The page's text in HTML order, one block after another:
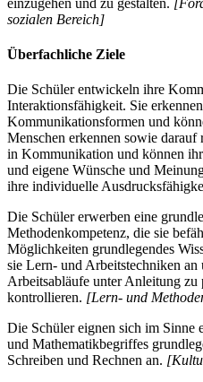
sozialen Bereich]
Überfachliche Ziele
Die Schüler entwickeln ihre
Interaktionsfähigkeit. Sie
Kommunikationsformen und
Menschen erkennen sowie darauf
in Kommunikation und können
und eigene Wünsche und
ihre individuelle
Die Schüler erwerben eine
Methodenkompetenz, die sie
Möglichkeiten grundlegendes
sie Lern- und Arbeitstechniken an
Arbeitsabläufe unter Anleitung zu
kontrollieren. [Lern- und
Die Schüler eignen sich im Sinne
und Mathematikbegriffes
Schreiben und Rechnen an.